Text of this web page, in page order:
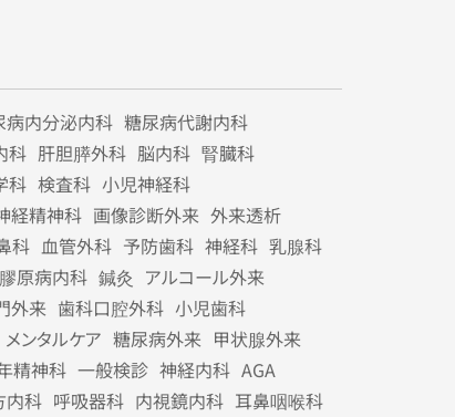
病内分泌内科 糖尿病代謝内科
科 肝胆膵外科 脳内科 腎臓科
科 検査科 小児神経科
経精神科 画像診断外来 外来透析
科 血管外科 予防歯科 神経科 乳腺科
膠原病内科 鍼灸 アルコール外来
外来 歯科口腔外科 小児歯科
メンタルケア 糖尿病外来 甲状腺外来
精神科 一般検診 神経内科 AGA
内科 呼吸器科 内視鏡内科 耳鼻咽喉科